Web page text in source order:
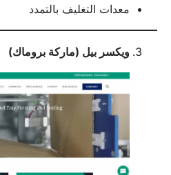
معدات التغليف بالتمدد
ويكسر بيل (ماركة بروماك)